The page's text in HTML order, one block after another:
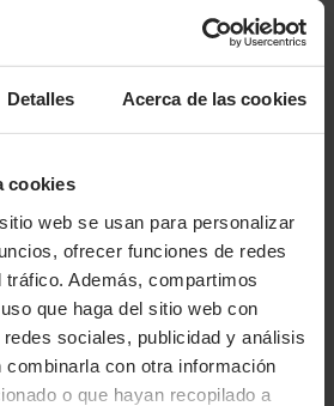
Detalles Acerca de las cookies
cookies
web se usan para personalizar
ofrecer funciones de redes
Además, compartimos
que haga del sitio web con
sociales, publicidad y análisis
combinarla con otra información
o que hayan recopilado a